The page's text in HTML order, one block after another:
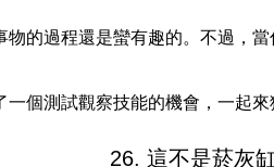
物的過程還是蠻有趣的。不過，
一個測試觀察技能的機會，一起來
26. 這不是菸灰